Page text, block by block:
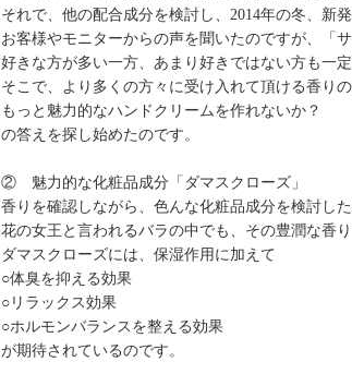
それで、他の配合成分を検討し、2014年の冬、新
お客様やモニターからの声を聞いたのですが、「
好きな方が多い一方、あまり好きではない方も一定
そこで、より多くの方々に受け入れて頂ける香り
もっと魅力的なハンドクリームを作れないか？
の答えを探し始めたのです。
② 魅力的な化粧品成分「ダマスクローズ」
香りを確認しながら、色んな化粧品成分を検討し
花の女王と言われるバラの中でも、その豊潤な香
ダマスクローズには、保湿作用に加えて
○体臭を抑える効果
○リラックス効果
○ホルモンバランスを整える効果
が期待されているのです。